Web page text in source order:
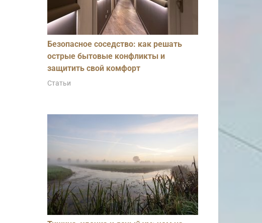
Безопасное соседство: как решать
острые бытовые конфликты и
защитить свой комфорт
Статьи